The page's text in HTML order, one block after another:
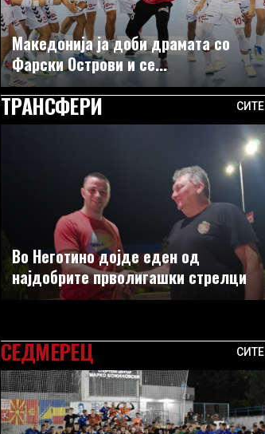
Македонија ја доби драмата со
Фарски Острови и се...
ТРАНСФЕРИ СИТЕ
Во Неготино дојде еден од
најдобрите прволигашки стрелци
СЕДМЕРЕЦ СИТЕ